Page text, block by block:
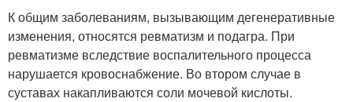
К общим заболеваниям, вызывающим дегенеративные
изменения, относятся ревматизм и подагра. При
ревматизме вследствие воспалительного процесса
нарушается кровоснабжение. Во втором случае в
суставах накапливаются соли мочевой кислоты.